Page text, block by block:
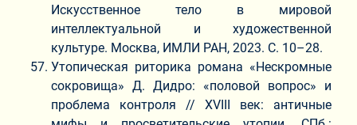
Искусственное тело в мировой
интеллектуальной и художественной
культуре. Москва, ИМЛИ РАН, 2023. С. 10–28.
Утопическая риторика романа «Нескромные
сокровища» Д. Дидро: «половой вопрос» и
проблема контроля // XVIII век: античные